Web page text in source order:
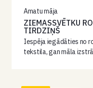
Amatu māja
ZIEMASSVĒTKU
TIRDZIŅŠ
Iespēja iegādāties no
tekstila, gan māla